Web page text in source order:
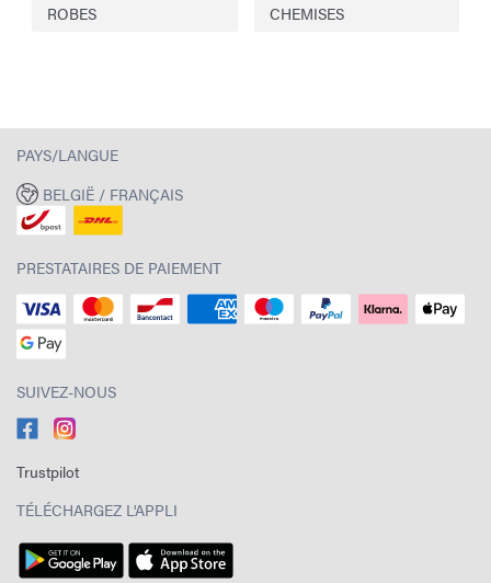
ROBES CHEMISES
PAYS/LANGUE
BELGIË / FRANÇAIS
PRESTATAIRES DE PAIEMENT
SUIVEZ-NOUS
Trustpilot
TÉLÉCHARGEZ L'APPLI